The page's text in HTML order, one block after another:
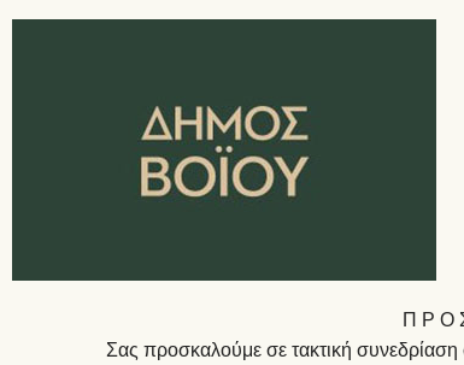
Π Ρ Ο
Σας προσκαλούμε σε τακτική